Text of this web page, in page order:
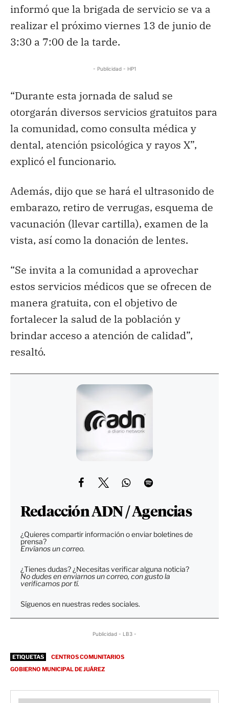
informó que la brigada de servicio se va a
realizar el próximo viernes 13 de junio de
3:30 a 7:00 de la tarde.
- Publicidad - HP1
“Durante esta jornada de salud se
otorgarán diversos servicios gratuitos para
la comunidad, como consulta médica y
dental, atención psicológica y rayos X”,
explicó el funcionario.
Además, dijo que se hará el ultrasonido de
embarazo, retiro de verrugas, esquema de
vacunación (llevar cartilla), examen de la
vista, así como la donación de lentes.
“Se invita a la comunidad a aprovechar
estos servicios médicos que se ofrecen de
manera gratuita, con el objetivo de
fortalecer la salud de la población y
brindar acceso a atención de calidad”,
resaltó.
Redacción ADN / Agencias
¿Quieres compartir información o enviar boletines de
prensa?
Envíanos un correo.
¿Tienes dudas? ¿Necesitas verificar alguna noticia?
No dudes en enviarnos un correo, con gusto la
verificamos por tí.
Síguenos en nuestras redes sociales.
Publicidad - LB3 -
ETIQUETAS
CENTROS COMUNITARIOS
GOBIERNO MUNICIPAL DE JUÁREZ